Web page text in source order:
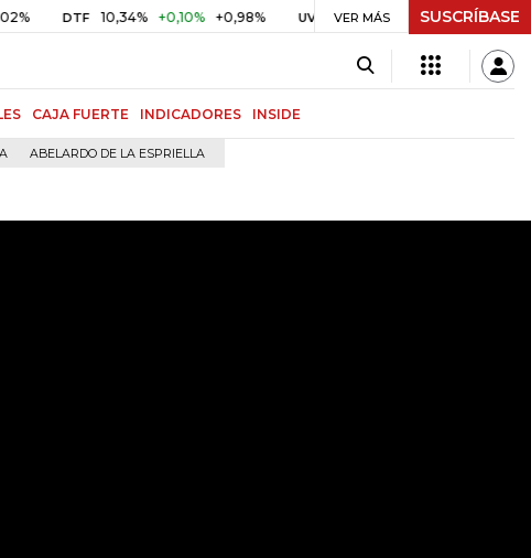
DTF 10,34% +0,10% +0,98% UVR $ 416,91 +$ 0,05 +0,01%
VER MÁS SUSCRÍBASE
CAJA FUERTE INDICADORES INSIDE
ABELARDO DE LA ESPRIELLA